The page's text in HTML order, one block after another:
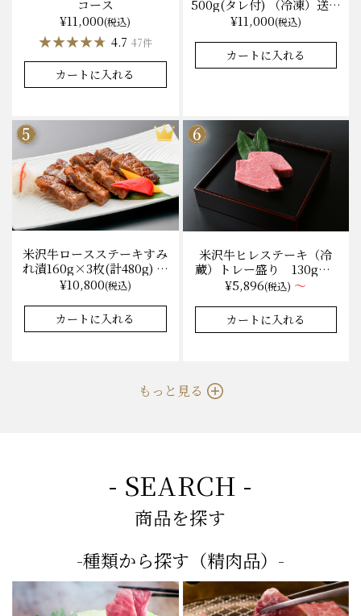
黄木米沢牛ギフト券 1万円
コース
¥11,000(税込)
★★★★★
★★★★★ 4.7 47件
米沢牛肩ロースすき焼き用
500g(タレ付) （冷凍）送料
無料 化粧箱入
¥11,000(税込)
米沢牛ロースステーキすみ
れ漬160g×3枚(計480g) 木
箱入 味噌酒粕漬け/冷蔵
送料無料
¥10,800(税込)
米沢牛ヒレステーキ（冷
蔵）トレー盛り 130g×1
枚から量り売り
¥5,896(税込)～
- SEARCH -
-種類から探す（精肉品）-